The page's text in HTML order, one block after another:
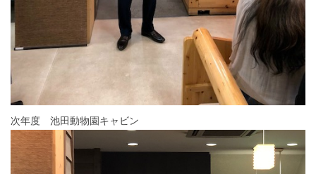
次年度 池田動物園キャビン